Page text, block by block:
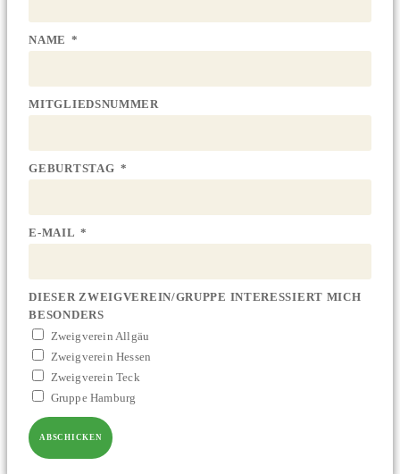
NAME
MITGLIEDSNUMMER
GEBURTSTAG
E-MAIL
DIESER ZWEIGVEREIN/GRUPPE INTERESSIERT MICH
BESONDERS
Zweigverein Allgäu
Zweigverein Hessen
Zweigverein Teck
Gruppe Hamburg
ABSCHICKEN